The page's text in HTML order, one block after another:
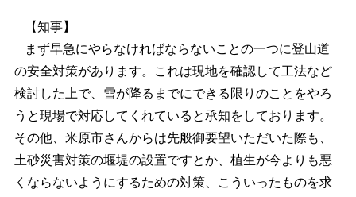
【知事】
まず早急にやらなければならないことの一つに登山道
の安全対策があります。これは現地を確認して工法など
検討した上で、雪が降るまでにできる限りのことをやろ
うと現場で対応してくれていると承知をしております。
その他、米原市さんからは先般御要望いただいた際も、
土砂災害対策の堰堤の設置ですとか、植生が今よりも悪
くならないようにするための対策、こういったものを求